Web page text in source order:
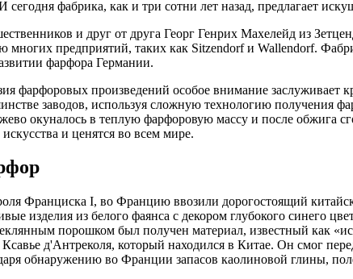
сегодня фабрика, как и три сотни лет назад, предлагает
и друг от друга Георг Генрих Махелейд из
многих предприятий, таких как Sitzendorf и Wallendorf.
фарфора Германии.
фарфоровых произведений особое внимание
заводов, используя сложную технологию получения
окуналось в теплую фарфоровую массу и после обжига
и ценятся во всем мире.
Франциска I, во Францию ввозили дорогостоящий
изделия из белого фаянса с декором глубокого синего
порошком был получен материал, известный как
Ксавье д'Антреколя, который находился в Китае. Он смог
обнаружению во Франции запасов каолиновой глины,